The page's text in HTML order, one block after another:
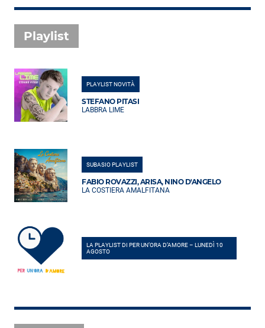
Playlist
PLAYLIST NOVITÀ
STEFANO PITASI
LABBRA LIME
SUBASIO PLAYLIST
FABIO ROVAZZI, ARISA, NINO D'ANGELO
LA COSTIERA AMALFITANA
LA PLAYLIST DI PER UN’ORA D’AMORE – LUNEDÌ 10
AGOSTO